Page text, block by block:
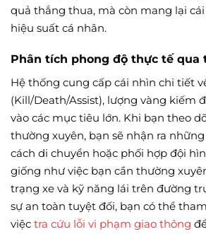
quả thắng thua, mà còn mang lại cái
hiệu suất cá nhân.
Phân tích phong độ thực tế qua
Hệ thống cung cấp cái nhìn chi tiết
(Kill/Death/Assist), lượng vàng kiếm
vào các mục tiêu lớn. Khi bạn theo
thường xuyên, bạn sẽ nhận ra
cách di chuyển hoặc phối hợp đội
giống như việc bạn cần thường
trạng xe và kỹ năng lái trên đường
sự an toàn tuyệt đối, bạn có thể
việc tra cứu lỗi vi phạm giao thông